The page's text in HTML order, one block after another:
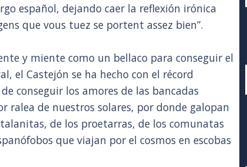
español, dejando caer la reflexión irónica
que vous tuez se portent assez bien”.
y miente como un bellaco para conseguir el
el Castejón se ha hecho con el récord
conseguir los amores de las bancadas
ralea de nuestros solares, por donde galopan
de los proetarras, de los comunatas
que viajan por el cosmos en escobas